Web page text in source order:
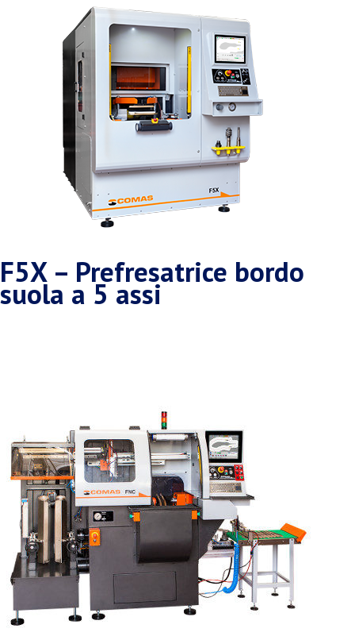
F5X – Prefresatrice bordo
suola a 5 assi